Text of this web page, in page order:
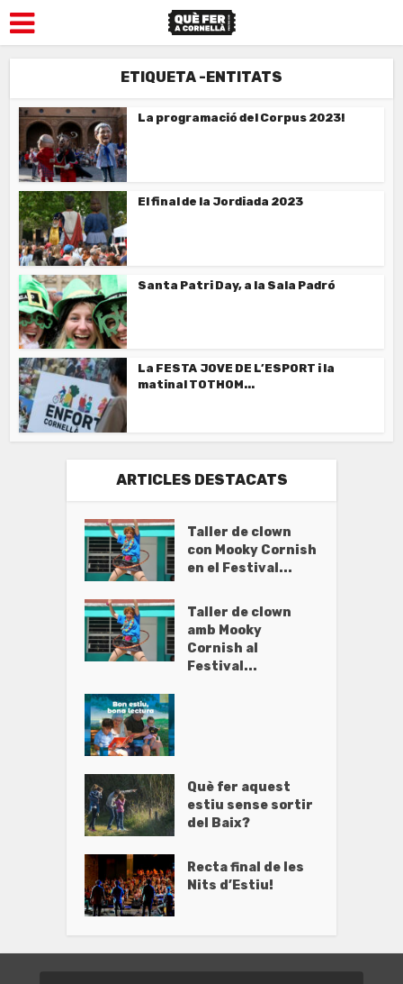
ETIQUETA -ENTITATS
La programació del Corpus 2023!
El final de la Jordiada 2023
Santa Patri Day, a la Sala Padró
La FESTA JOVE DE L’ESPORT i la
matinal TOTHOM...
ARTICLES DESTACATS
Taller de clown
con Mooky Cornish
en el Festival...
Taller de clown
amb Mooky
Cornish al
Festival...
Què fer aquest
estiu sense sortir
del Baix?
Recta final de les
Nits d’Estiu!